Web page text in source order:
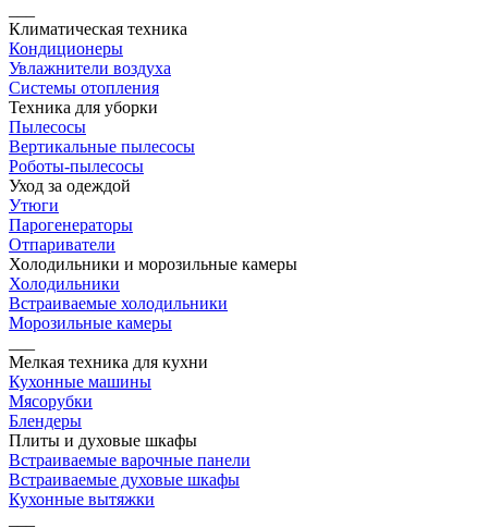
Климатическая техника
Кондиционеры
Увлажнители воздуха
Системы отопления
Техника для уборки
Пылесосы
Вертикальные пылесосы
Роботы-пылесосы
Уход за одеждой
Утюги
Парогенераторы
Отпариватели
Холодильники и морозильные камеры
Холодильники
Встраиваемые холодильники
Морозильные камеры
Мелкая техника для кухни
Кухонные машины
Мясорубки
Блендеры
Плиты и духовые шкафы
Встраиваемые варочные панели
Встраиваемые духовые шкафы
Кухонные вытяжки